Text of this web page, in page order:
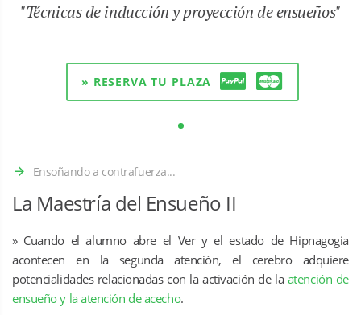
"Técnicas de inducción y proyección de ensueños"
» RESERVA TU PLAZA
Ensoñando a contrafuerza...
La Maestría del Ensueño II
» Cuando el alumno abre el Ver y el estado de Hipnagogia
acontecen en la segunda atención, el cerebro adquiere
potencialidades relacionadas con la activación de la atención de
ensueño y la atención de acecho.